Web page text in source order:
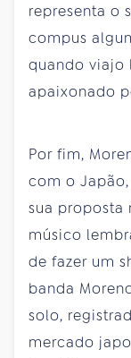
representa o
compus
quando viajo
apaixonado
Por fim,
com o
sua
músico
de fazer um
banda
solo,
mercado